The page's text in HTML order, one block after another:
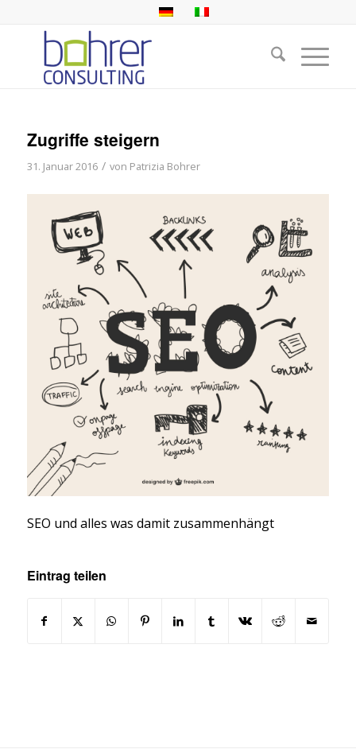
Zugriffe steigern
31. Januar 2016 / von Patrizia Bohrer
SEO und alles was damit zusammenhängt
Eintrag teilen